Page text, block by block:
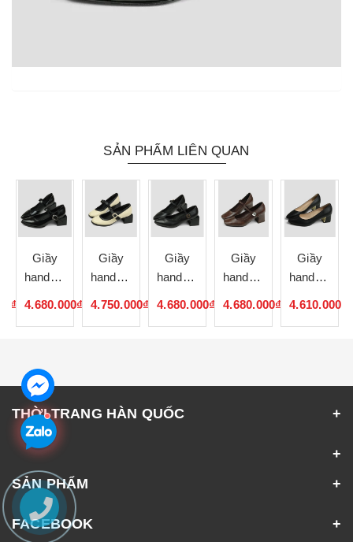
SẢN PHẨM LIÊN QUAN
Giầy
handmade
4.680.000₫
Giầy
handmade
4.750.000₫
Giầy
handmade
4.680.000₫
Giầy
handmade
4.680.000₫
Giầy
handmade
4.610.000₫
THỜI TRANG HÀN QUỐC
SẢN PHẨM
FACEBOOK